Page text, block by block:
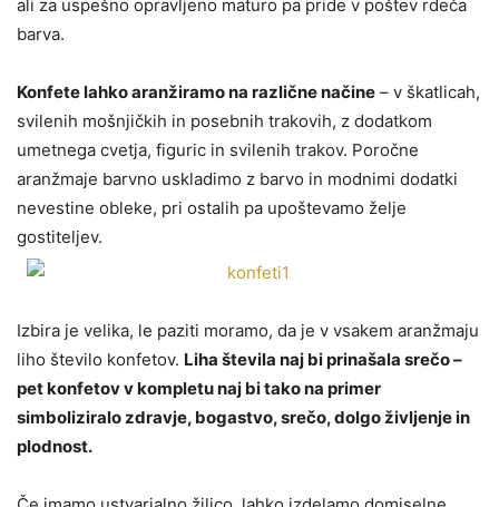
ali za uspešno opravljeno maturo pa pride v poštev rdeča
barva.
Konfete lahko aranžiramo na različne načine – v škatlicah,
svilenih mošnjičkih in posebnih trakovih, z dodatkom
umetnega cvetja, figuric in svilenih trakov. Poročne
aranžmaje barvno uskladimo z barvo in modnimi dodatki
nevestine obleke, pri ostalih pa upoštevamo želje
gostiteljev.
Izbira je velika, le paziti moramo, da je v vsakem aranžmaju
liho število konfetov. Liha števila naj bi prinašala srečo –
pet konfetov v kompletu naj bi tako na primer
simboliziralo zdravje, bogastvo, srečo, dolgo življenje in
plodnost.